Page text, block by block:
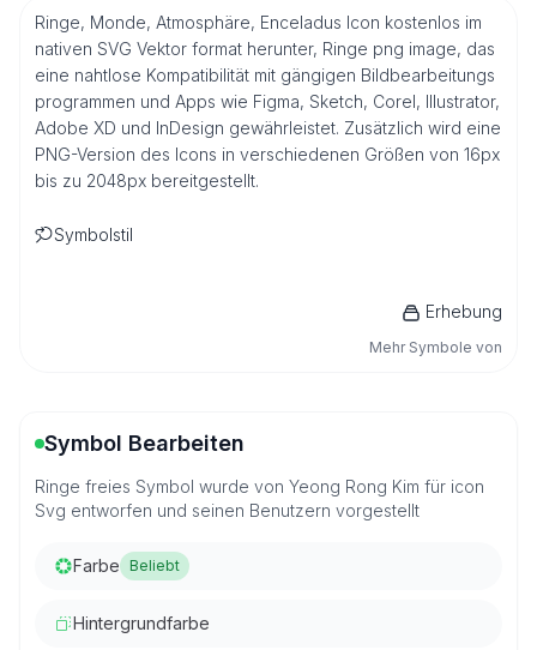
Ringe, Monde, Atmosphäre, Enceladus Icon kostenlos im
nativen SVG Vektor format herunter, Ringe png image, das
eine nahtlose Kompatibilität mit gängigen Bildbearbeitungs
programmen und Apps wie Figma, Sketch, Corel, Illustrator,
Adobe XD und InDesign gewährleistet. Zusätzlich wird eine
PNG-Version des Icons in verschiedenen Größen von 16px
bis zu 2048px bereitgestellt.
Symbolstil
Erhebung
Mehr Symbole von
Symbol Bearbeiten
Ringe freies Symbol wurde von Yeong Rong Kim für icon
Svg entworfen und seinen Benutzern vorgestellt
Farbe Beliebt
Hintergrundfarbe